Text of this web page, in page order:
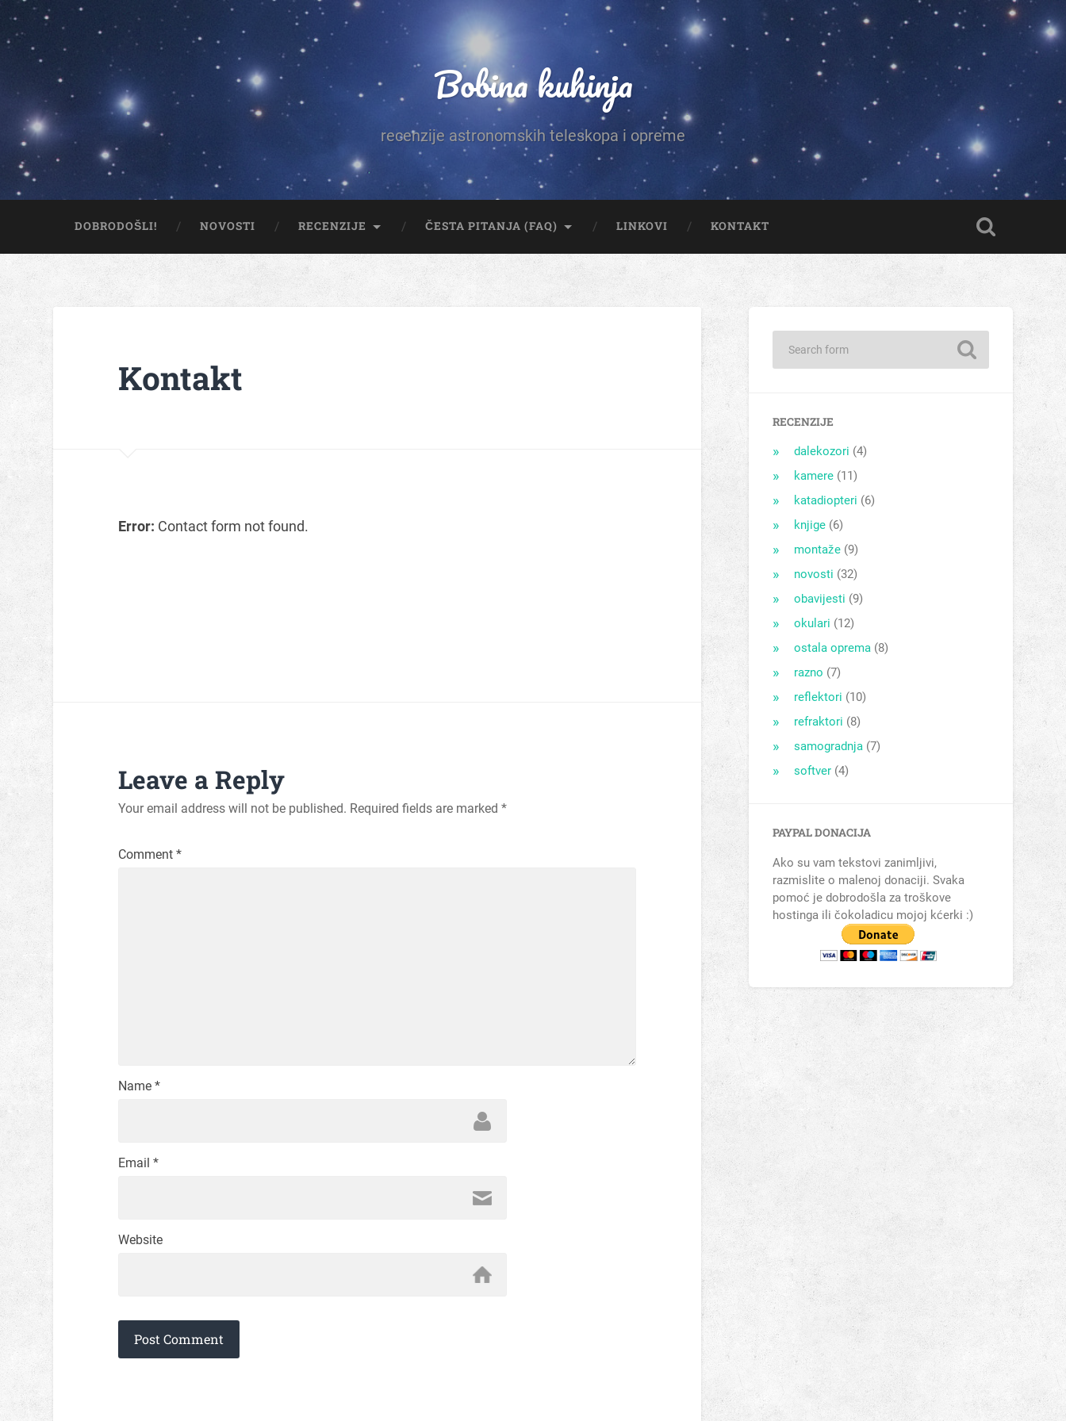
Bobina kuhinja
recenzije astronomskih teleskopa i opreme
DOBRODOŠLI! NOVOSTI RECENZIJE ČESTA PITANJA (FAQ) LINKOVI KONTAKT
Kontakt
Error: Contact form not found.
Leave a Reply
Your email address will not be published. Required fields are marked *
Comment *
Name *
Email *
Website
RECENZIJE
dalekozori (4)
kamere (11)
katadiopteri (6)
knjige (6)
montaže (9)
novosti (32)
obavijesti (9)
okulari (12)
ostala oprema (8)
razno (7)
reflektori (10)
refraktori (8)
samogradnja (7)
softver (4)
PAYPAL DONACIJA
Ako su vam tekstovi zanimljivi,
razmislite o malenoj donaciji. Svaka
pomoć je dobrodošla za troškove
hostinga ili čokoladicu mojoj kćerki :)